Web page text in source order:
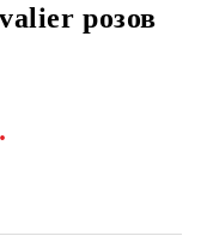
розов